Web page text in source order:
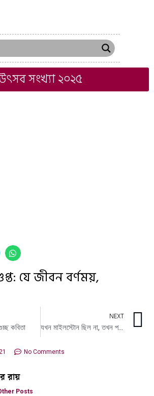
সংখ্যা ২০২৫
যে জীবন বর্ণময়,
কবিতা
NEXT
যখন মাইলস্টোন ছিল না, তখন পথ চেনাতেন ‘পাথর বুড়ি’
No Comments
রায়
Posts